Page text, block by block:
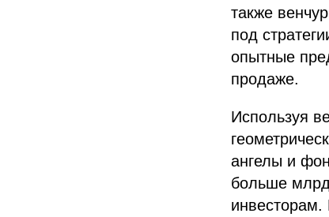
также
под
опытные
продаже.
Используя
ангелы и
больше